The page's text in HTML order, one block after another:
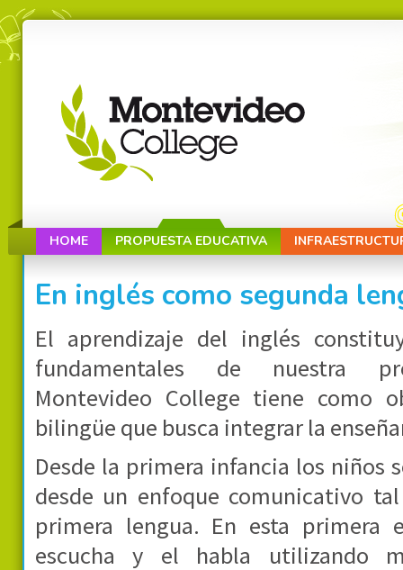
HOME PROPUESTA EDUCATIVA
En inglés como segunda
El aprendizaje del inglés
fundamentales de nuestra
Montevideo College tiene como
bilingüe que busca integrar la
Desde la primera infancia los niños
desde un enfoque comunicativo
primera lengua. En esta primera
escucha y el habla utilizando